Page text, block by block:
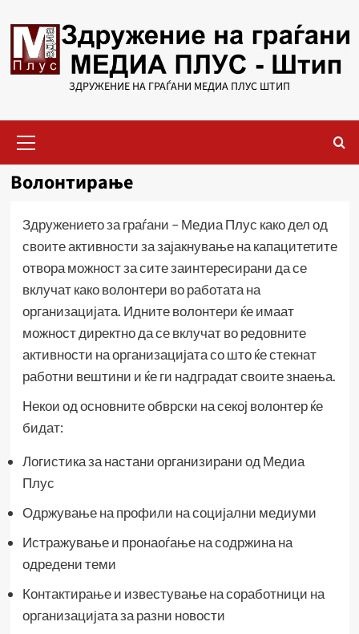
to
content
ЗДРУЖЕНИЕ НА ГРАЃАНИ МЕДИА ПЛУС ШТИП
Menu
Волонтирање
Здружението за граѓани – Медиа Плус како дел од
своите активности за зајакнување на капацитетите
отвора можност за сите заинтересирани да се
вклучат како волонтери во работата на
организацијата. Идните волонтери ќе имаат
можност директно да се вклучат во редовните
активности на организацијата со што ќе стекнат
работни вештини и ќе ги надградат своите знаења.
Некои од основните обврски на секој волонтер ќе
бидат:
Логистика за настани организирани од Медиа
Плус
Одржување на профили на социјални медиуми
Истражување и пронаоѓање на содржина на
одредени теми
Контактирање и известување на соработници на
организацијата за разни новости